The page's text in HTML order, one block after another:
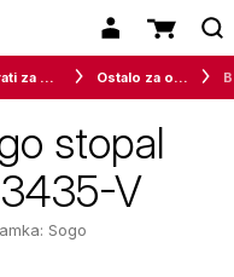
Aparati za osebno nego Ostalo za osebno nego
stopal
V
Sogo